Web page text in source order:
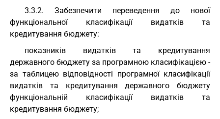
3.3.2. Забезпечити переведення до нової
функціональної класифікації видатків та
кредитування бюджету:
показників видатків та кредитування
державного бюджету за програмною класифікацією -
за таблицею відповідності програмної класифікації
видатків та кредитування державного бюджету
функціональній класифікації видатків та
кредитування бюджету;